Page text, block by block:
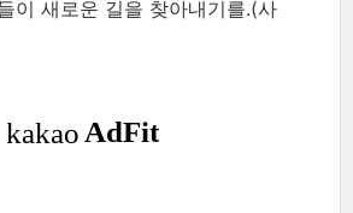
이 새로운 길을 찾아내기를.(사